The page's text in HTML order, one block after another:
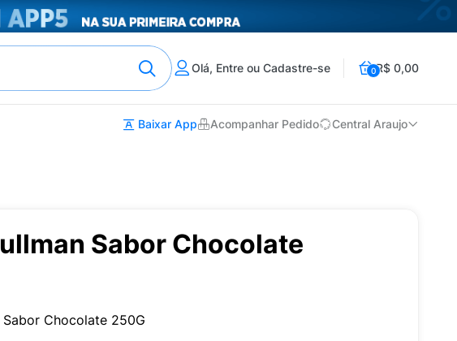
Olá, Entre ou Cadastre-se 0R$ 0,00
Baixar App Acompanhar Pedido Central Araujo
Sabor Chocolate
Sabor Chocolate 250G